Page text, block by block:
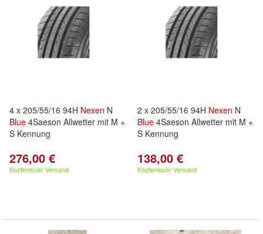
4 x 205/55/16 94H Nexen N
Blue 4Saeson Allwetter mit M +
S Kennung
276,00 €
Kostenloser Versand
2 x 205/55/16 94H Nexen N
Blue 4Saeson Allwetter mit M +
S Kennung
138,00 €
Kostenloser Versand